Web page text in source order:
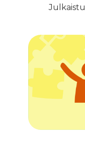
Julkaistu